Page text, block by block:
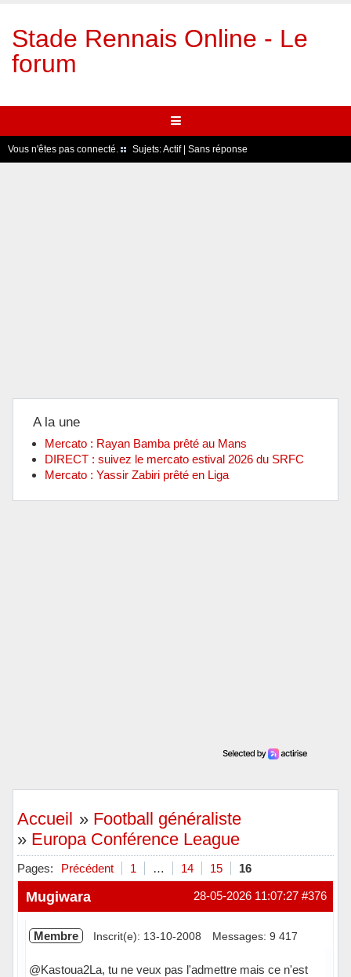
Stade Rennais Online - Le
forum
Vous n'êtes pas connecté. Sujets:Actif| Sans réponse
A la une
Mercato : Rayan Bamba prêté au Mans
DIRECT : suivez le mercato estival 2026 du SRFC
Mercato : Yassir Zabiri prêté en Liga
Accueil » Football généraliste
» Europa Conférence League
Pages: Précédent 1 … 14 15 16
#376
28-05-2026 11:07:27
Mugiwara
Membre Inscrit(e): 13-10-2008 Messages: 9 417
@Kastoua2La, tu ne veux pas l'admettre mais ce n'est